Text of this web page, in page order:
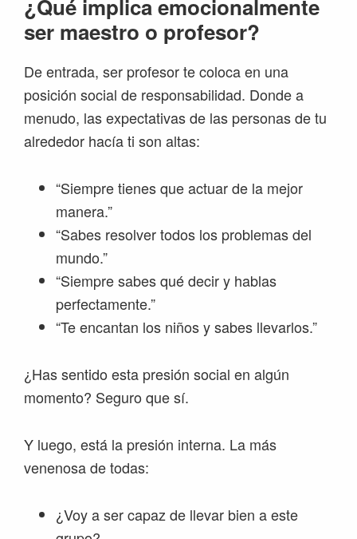
¿Qué implica emocionalmente
ser maestro o profesor?
De entrada, ser profesor te coloca en una
posición social de responsabilidad. Donde a
menudo, las expectativas de las personas de tu
alrededor hacía ti son altas:
“Siempre tienes que actuar de la mejor
manera.”
“Sabes resolver todos los problemas del
mundo.”
“Siempre sabes qué decir y hablas
perfectamente.”
“Te encantan los niños y sabes llevarlos.”
¿Has sentido esta presión social en algún
momento? Seguro que sí.
Y luego, está la presión interna. La más
venenosa de todas:
¿Voy a ser capaz de llevar bien a este